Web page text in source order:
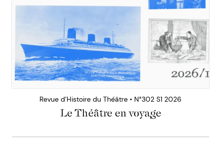
Revue d’Histoire du Théâtre • N°302 S1 2026
Le Théâtre en voyage